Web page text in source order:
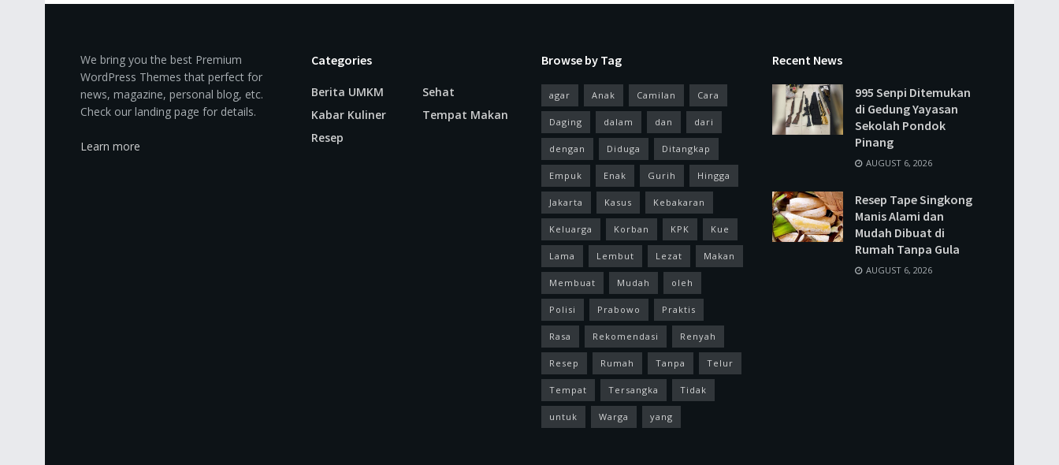
We bring you the best Premium
WordPress Themes that perfect for
news, magazine, personal blog, etc.
Check our landing page for details.
Learn more
Categories
Berita UMKM
Kabar Kuliner
Resep
Sehat
Tempat Makan
Browse by Tag
agar Anak Camilan Cara
Daging dalam dan dari
dengan Diduga Ditangkap
Empuk Enak Gurih Hingga
Jakarta Kasus Kebakaran
Keluarga Korban KPK Kue
Lama Lembut Lezat Makan
Membuat Mudah oleh
Polisi Prabowo Praktis
Rasa Rekomendasi Renyah
Resep Rumah Tanpa Telur
Tempat Tersangka Tidak
untuk Warga yang
Recent News
995 Senpi Ditemukan
di Gedung Yayasan
Sekolah Pondok
Pinang
AUGUST 6, 2026
Resep Tape Singkong
Manis Alami dan
Mudah Dibuat di
Rumah Tanpa Gula
AUGUST 6, 2026